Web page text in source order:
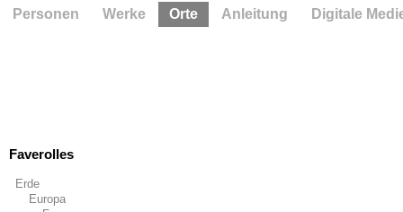
Faverolles
Erde
Europa
Personen Werke Orte Anleitung Digitale